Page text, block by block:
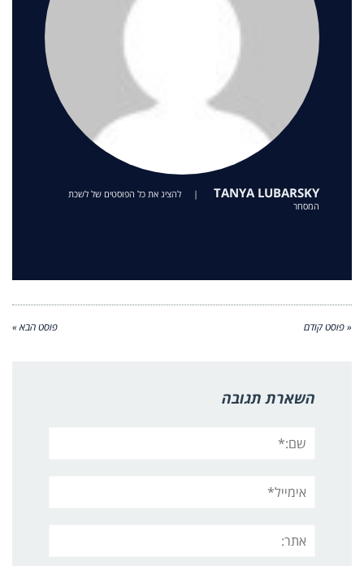
TANYA LUBARSKY
|
להציג את כל הפוסטים של לשכת
המסחר
« פוסט קודם פוסט הבא »
השארת תגובה